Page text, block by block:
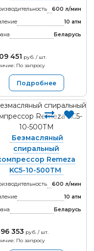
600 л/мин
10 атм
Беларусь
451 руб. / шт.
По запросу
Подробнее
Безмасляный
спиральный
Remeza
KC5-10-500ТМ
600 л/мин
10 атм
Беларусь
353 руб. / шт.
По запросу